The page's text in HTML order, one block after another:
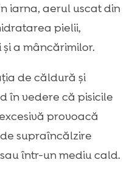
iarna, aerul uscat din
pielii,
a mâncărimilor.
de căldură și
în vedere că pisicile
provoacă
supraîncălzire
într-un mediu cald.